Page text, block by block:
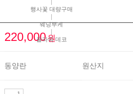
행사꽃 대량구매
|
웨딩부케
|
플라워 데코
220,000원
동양란 원산지